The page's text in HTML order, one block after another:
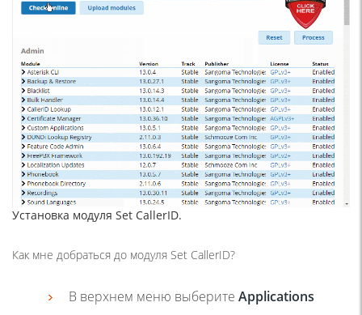
Установка модуля Set CallerID.
Как мне добраться до модуля Set CallerID?
В верхнем меню выберите Applications